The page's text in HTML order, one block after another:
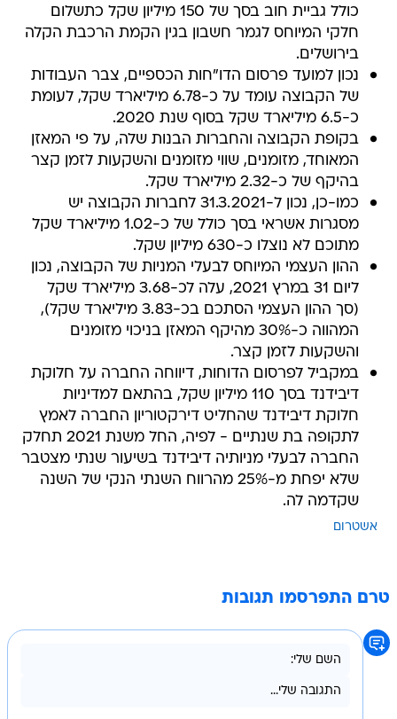
כולל גביית חוב בסך של 150 מיליון שקל כתשלום
חלקי המיוחס לגמר חשבון בגין הקמת הרכבת הקלה
בירושלים.
נכון למועד פרסום הדו"חות הכספיים, צבר העבודות
של הקבוצה עומד על כ-6.78 מיליארד שקל, לעומת
כ-6.5 מיליארד שקל בסוף שנת 2020.
בקופת הקבוצה והחברות הבנות שלה, על פי המאזן
המאוחד, מזומנים, שווי מזומנים והשקעות לזמן קצר
בהיקף של כ-2.32 מיליארד שקל.
כמו-כן, נכון ל-31.3.2021 לחברות הקבוצה יש
מסגרות אשראי בסך כולל של כ-1.02 מיליארד שקל
מתוכם לא נוצלו כ-630 מיליון שקל.
ההון העצמי המיוחס לבעלי המניות של הקבוצה, נכון
ליום 31 במרץ 2021, עלה לכ-3.68 מיליארד שקל
(סך ההון העצמי הסתכם בכ-3.83 מיליארד שקל),
המהווה כ-30% מהיקף המאזן בניכוי מזומנים
והשקעות לזמן קצר.
במקביל לפרסום הדוחות, דיווחה החברה על חלוקת
דיבידנד בסך 110 מיליון שקל, בהתאם למדיניות
חלוקת דיבידנד שהחליט דירקטוריון החברה לאמץ
לתקופה בת שנתיים - לפיה, החל משנת 2021 תחלק
החברה לבעלי מניותיה דיבידנד בשיעור שנתי מצטבר
שלא יפחת מ-25% מהרווח השנתי הנקי של השנה
שקדמה לה.
אשטרום
טרם התפרסמו תגובות